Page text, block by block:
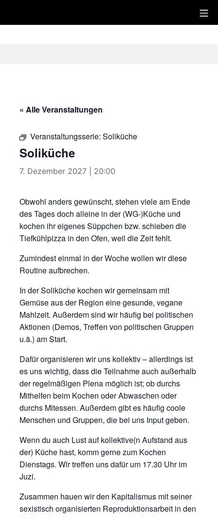
Juzi
« Alle Veranstaltungen
Veranstaltungsserie: Soliküche
Soliküche
7. Dezember 2027 | 20:00
Obwohl anders gewünscht, stehen viele am Ende
des Tages doch alleine in der (WG-)Küche und
kochen ihr eigenes Süppchen bzw. schieben die
Tiefkühlpizza in den Ofen, weil die Zeit fehlt.
Zumindest einmal in der Woche wollen wir diese
Routine aufbrechen.
In der Soliküche kochen wir gemeinsam mit
Gemüse aus der Region eine gesunde, vegane
Mahlzeit. Außerdem sind wir häufig bei politischen
Aktionen (Demos, Treffen von politischen Gruppen
u.ä.) am Start.
Dafür organisieren wir uns kollektiv – allerdings ist
es uns wichtig, dass die Teilnahme auch außerhalb
der regelmäßigen Plena möglich ist; ob durchs
Mithelfen beim Kochen oder Abwaschen oder
durchs Mitessen. Außerdem gibt es häufig coole
Menschen und Gruppen, die bei uns Input geben.
Wenn du auch Lust auf kollektive(n Aufstand aus
der) Küche hast, komm gerne zum Kochen
Dienstags. Wir treffen uns dafür um 17.30 Uhr im
Juzi.
Zusammen hauen wir den Kapitalismus mit seiner
sexistisch organisierten Reproduktionsarbeit in den